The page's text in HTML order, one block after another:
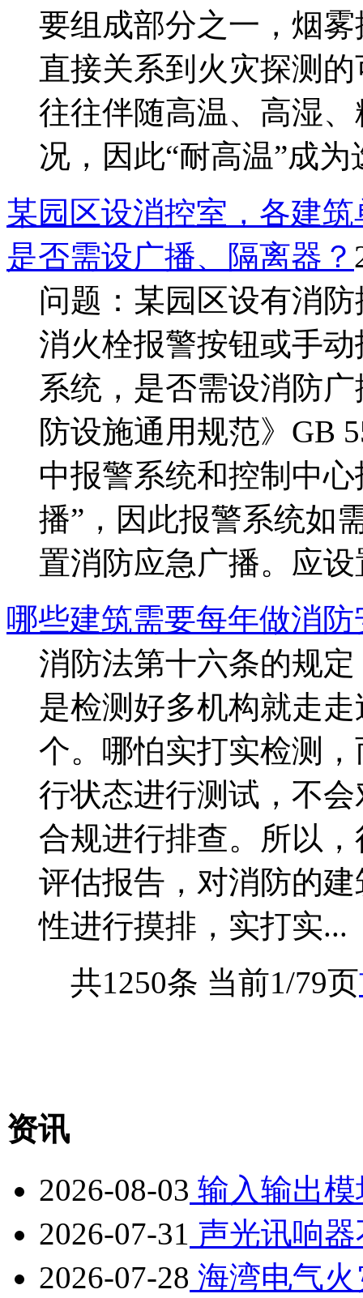
要组成部分之一，烟
直接关系到火灾探测
往往伴随高温、高湿
况，因此“耐高温”成为
某园区设消控室，各建
是否需设广播、隔离器？
问题：某园区设有消
消火栓报警按钮或手
系统，是否需设消防
防设施通用规范》GB
中报警系统和控制中
播”，因此报警系统如
置消防应急广播。应设
哪些建筑需要每年做消
消防法第十六条的规
是检测好多机构就走
个。哪怕实打实检测
行状态进行测试，不
合规进行排查。所以
评估报告，对消防的
性进行摸排，实打实...
共1250条 当前1/79页
资讯
2026-08-03 输入输出
2026-07-31 声光讯响
2026-07-28 海湾电气